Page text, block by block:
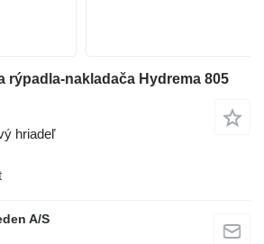
rýpadla-nakladača Hydrema 805
hriadeľ
A/S